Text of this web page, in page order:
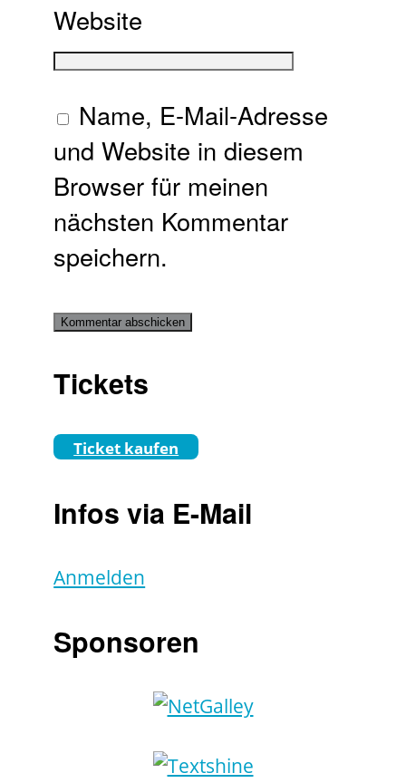
Website
Name, E-Mail-Adresse
und Website in diesem
Browser für meinen
nächsten Kommentar
speichern.
Tickets
Ticket kaufen
Infos via E-Mail
Anmelden
Sponsoren